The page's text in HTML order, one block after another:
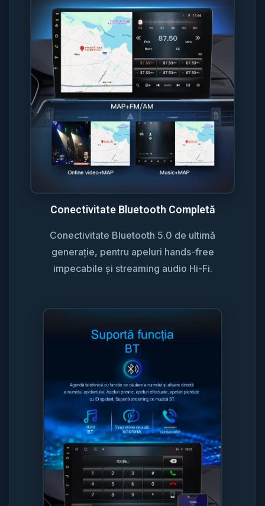
Conectivitate Bluetooth Completă
Conectivitate Bluetooth 5.0 de ultimă
generație, pentru apeluri hands-free
impecabile și streaming audio Hi-Fi.